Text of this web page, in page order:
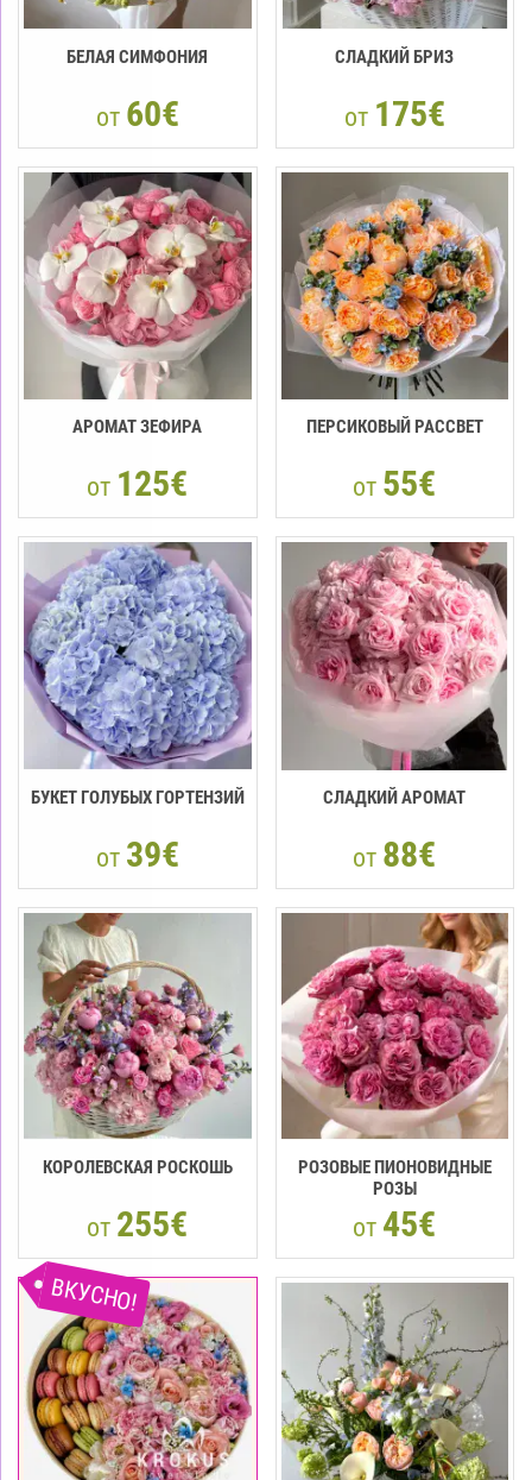
БЕЛАЯ СИМФОНИЯ
от 60€
СЛАДКИЙ БРИЗ
от 175€
АРОМАТ ЗЕФИРА
от 125€
ПЕРСИКОВЫЙ РАССВЕТ
от 55€
БУКЕТ ГОЛУБЫХ ГОРТЕНЗИЙ
от 39€
СЛАДКИЙ АРОМАТ
от 88€
КОРОЛЕВСКАЯ РОСКОШЬ
от 255€
РОЗОВЫЕ ПИОНОВИДНЫЕ
РОЗЫ
от 45€
ВКУСНО!